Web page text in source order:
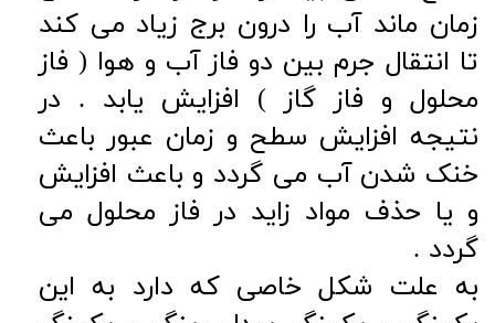
زمان ماند آب را درون برج زیاد می کند
تا انتقال جرم بین دو فاز آب و هوا ( فاز
محلول و فاز گاز ) افزایش یابد . در
نتیجه افزایش سطح و زمان عبور باعث
خنک شدن آب می گردد و باعث افزایش
و یا حذف مواد زاید در فاز محلول می
گردد .
به علت شکل خاصی که دارد به این